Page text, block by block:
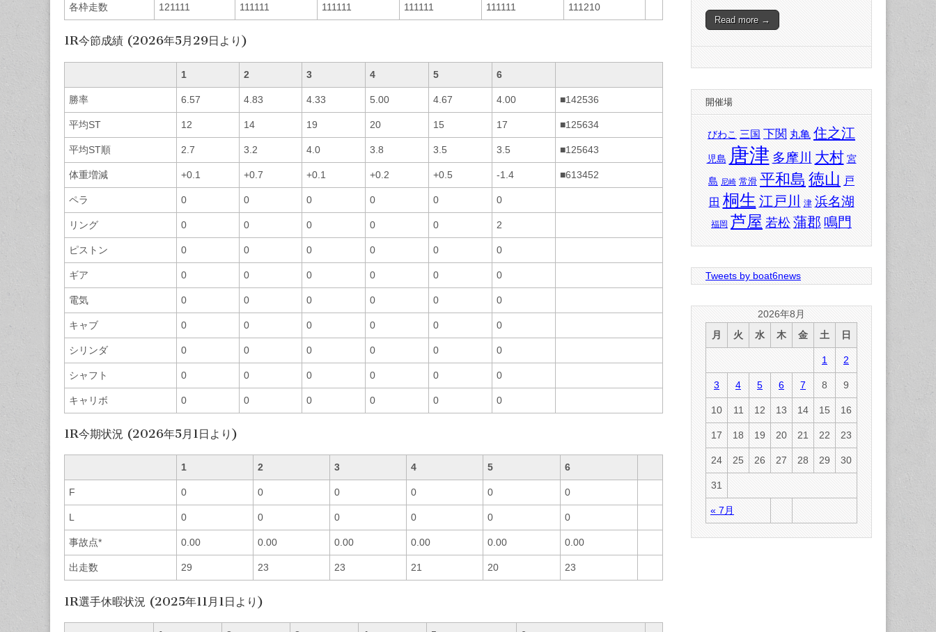
各枠走数 121111 111111 111111 111111 111111 111210
1R今節成績 (2026年5月29日より)
1 2 3 4 5 6
勝率 6.57 4.83 4.33 5.00 4.67 4.00 ■142536
平均ST 12 14 19 20 15 17 ■125634
平均ST順 2.7 3.2 4.0 3.8 3.5 3.5 ■125643
体重増減 +0.1 +0.7 +0.1 +0.2 +0.5 -1.4 ■613452
ペラ 0 0 0 0 0 0
リング 0 0 0 0 0 2
ピストン 0 0 0 0 0 0
ギア 0 0 0 0 0 0
電気 0 0 0 0 0 0
キャブ 0 0 0 0 0 0
シリンダ 0 0 0 0 0 0
シャフト 0 0 0 0 0 0
キャリボ 0 0 0 0 0 0
1R今期状況 (2026年5月1日より)
1 2 3 4 5 6
F 0 0 0 0 0 0
L 0 0 0 0 0 0
事故点* 0.00 0.00 0.00 0.00 0.00 0.00
出走数 29 23 23 21 20 23
1R選手休暇状況 (2025年11月1日より)
Read more →
開催場
びわこ 三国 下関 丸亀 住之江
児島 唐津 多摩川 大村 宮
島 尼崎 常滑 平和島 徳山 戸
田 桐生 江戸川 津 浜名湖
福岡 芦屋 若松 蒲郡 鳴門
Tweets by boat6news
2026年8月
月
火 水 木 金 土 日
« 7月
1 2
3 4 5 6 7 8 9
10 11 12 13 14 15 16
17 18 19 20 21 22 23
24 25 26 27 28 29 30
31